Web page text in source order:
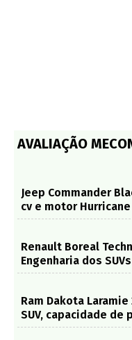
AVALIAÇÃO
Jeep Commander
cv e motor Hurricane
Renault Boreal
Engenharia dos
Ram Dakota
SUV, capacidade